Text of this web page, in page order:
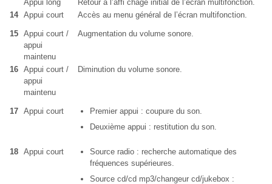
Appui long
Retour à l’affi chage initial de l’écran multifonction.
14 Appui court Accès au menu général de l’écran multifonction.
15 Appui court /
appui
maintenu
Augmentation du volume sonore.
16 Appui court /
appui
maintenu
Diminution du volume sonore.
17 Appui court
Premier appui : coupure du son.
Deuxième appui : restitution du son.
18 Appui court
Source radio : recherche automatique des
fréquences supérieures.
Source cd/cd mp3/changeur cd/jukebox :